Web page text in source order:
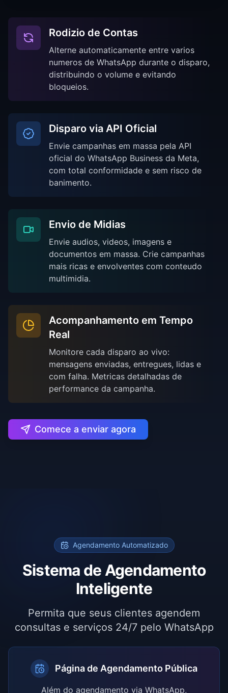
Rodizio de Contas
Alterne automaticamente entre varios
numeros de WhatsApp durante o disparo,
distribuindo o volume e evitando
bloqueios.
Disparo via API Oficial
Envie campanhas em massa pela API
oficial do WhatsApp Business da Meta,
com total conformidade e sem risco de
banimento.
Envio de Midias
Envie audios, videos, imagens e
documentos em massa. Crie campanhas
mais ricas e envolventes com conteudo
multimidia.
Acompanhamento em Tempo
Real
Monitore cada disparo ao vivo:
mensagens enviadas, entregues, lidas e
com falha. Metricas detalhadas de
performance da campanha.
Comece a enviar agora
Agendamento Automatizado
Sistema de Agendamento
Inteligente
Permita que seus clientes agendem
consultas e serviços 24/7 pelo WhatsApp
Página de Agendamento Pública
Além do agendamento via WhatsApp,